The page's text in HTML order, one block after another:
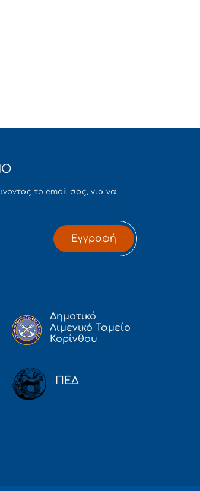
το email σας, για να
Εγγραφή
Δημοτικό
Λιμενικό Ταμείο
Κορίνθου
ΠΕΔ